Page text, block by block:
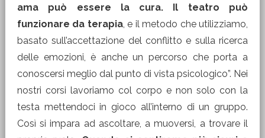
ama può essere la cura. Il teatro può
funzionare da terapia, e il metodo che utilizziamo,
basato sull’accettazione del conflitto e sulla ricerca
delle emozioni, è anche un percorso che porta a
conoscersi meglio dal punto di vista psicologico”. Nei
nostri corsi lavoriamo col corpo e non solo con la
testa mettendoci in gioco all’interno di un gruppo.
Così si impara ad ascoltare, a muoversi, a trovare il